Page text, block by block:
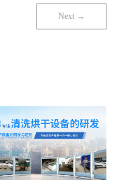
Next →